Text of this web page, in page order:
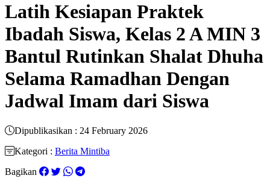
Latih Kesiapan Praktek
Ibadah Siswa, Kelas 2 A MIN 3
Bantul Rutinkan Shalat Dhuha
Selama Ramadhan Dengan
Jadwal Imam dari Siswa
Dipublikasikan : 24 February 2026
Kategori : Berita Mintiba
Bagikan